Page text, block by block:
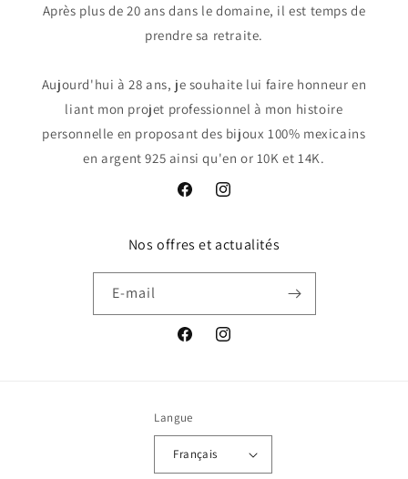
Après plus de 20 ans dans le domaine, il est temps de
prendre sa retraite.
Aujourd'hui à 28 ans, je souhaite lui faire honneur en
liant mon projet professionnel à mon histoire
personnelle en proposant des bijoux 100% mexicains
en argent 925 ainsi qu'en or 10K et 14K.
FacebookInstagram
Nos offres et actualités
E-mail
FacebookInstagram
Langue
Français